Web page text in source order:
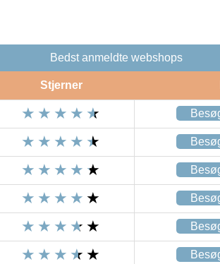
Bedst anmeldte webshops
Stjerner